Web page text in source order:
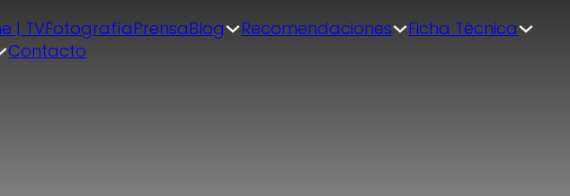
| TVFotografíaPrensaBlog Recomendaciones
Ficha Técnica
Contacto